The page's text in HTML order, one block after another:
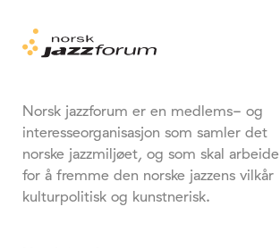
Norsk jazzforum er en medlems- og
interesseorganisasjon som samler det
norske jazzmiljøet, og som skal arbeide
for å fremme den norske jazzens vilkår
kulturpolitisk og kunstnerisk.